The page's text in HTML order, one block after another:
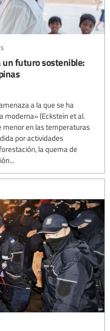
un futuro sostenible:
a la que se ha
moderna» (Eckstein et al.
menor en las temperaturas
por actividades
la quema de